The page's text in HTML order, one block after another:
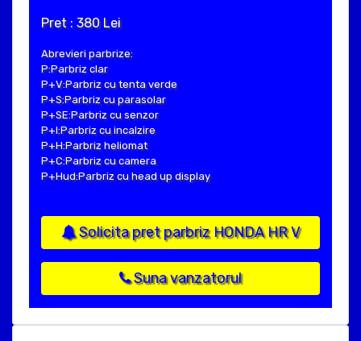
Pret : 380 Lei
Abrevieri parbrize:
P:Parbriz clar
P+V:Parbriz cu tenta verde
P+S:Parbriz cu parasolar
P+SE:Parbriz cu senzor
P+I:Parbriz cu incalzire
P+H:Parbriz heliomat
P+C:Parbriz cu camera
P+Hud:Parbriz cu head up display
Solicita pret parbriz HONDA HR V
Suna vanzatorul